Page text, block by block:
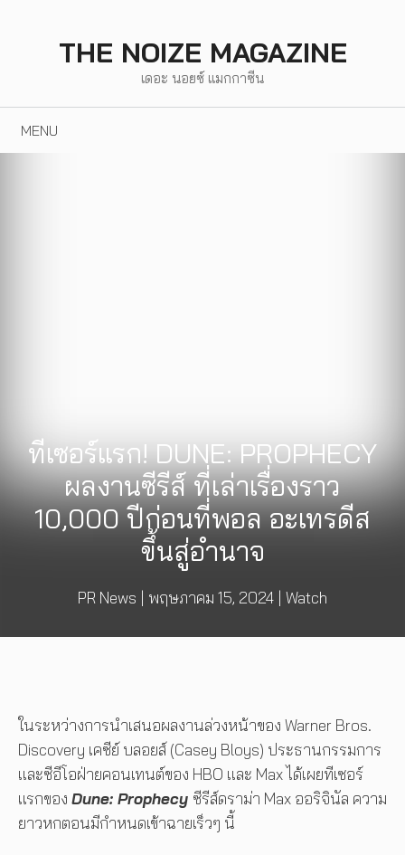
THE NOIZE MAGAZINE
เดอะ นอยซ์ แมกกาซีน
MENU
ทีเซอร์แรก! DUNE: PROPHECY
ผลงานซีรีส์ ที่เล่าเรื่องราว
10,000 ปีก่อนที่พอล อะเทรดีส
ขึ้นสู่อำนาจ
PR News | พฤษภาคม 15, 2024 | Watch
ในระหว่างการนำเสนอผลงานล่วงหน้าของ Warner Bros.
Discovery เคซีย์ บลอยส์ (Casey Bloys) ประธานกรรมการ
และซีอีโอฝ่ายคอนเทนต์ของ HBO และ Max ได้เผยทีเซอร์
แรกของ Dune: Prophecy ซีรีส์ดราม่า Max ออริจินัล ความ
ยาวหกตอนมีกำหนดเข้าฉายเร็วๆ นี้